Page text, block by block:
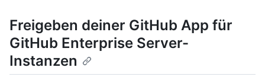
Freigeben deiner GitHub App für
GitHub Enterprise Server-
Instanzen